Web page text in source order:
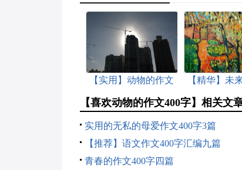
【实用】动物的作文
【精华】未
【喜欢动物的作文400字】相关文
实用的无私的母爱作文400字3篇
【推荐】语文作文400字汇编九篇
青春的作文400字四篇